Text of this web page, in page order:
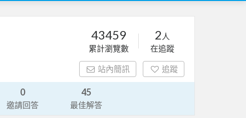
43459
累計瀏覽數
2 人
在追蹤
站內簡訊 追蹤
0
邀請回答
45
最佳解答